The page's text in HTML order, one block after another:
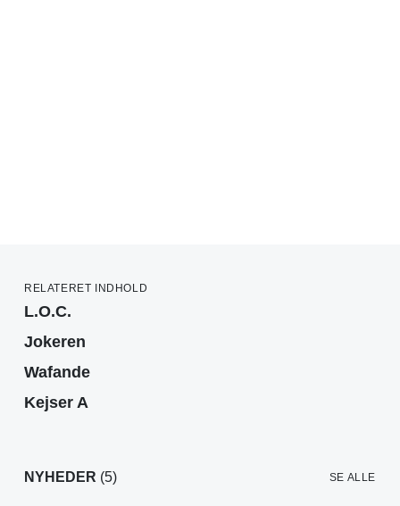
RELATERET INDHOLD
L.O.C.
Jokeren
Wafande
Kejser A
NYHEDER (5) SE ALLE